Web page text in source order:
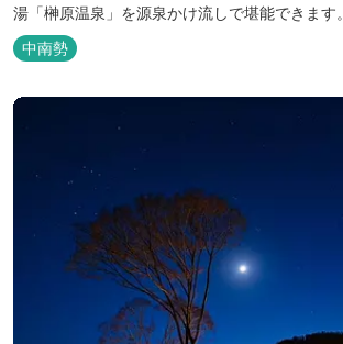
湯「榊原温泉」を源泉かけ流しで堪能できます。
中南勢